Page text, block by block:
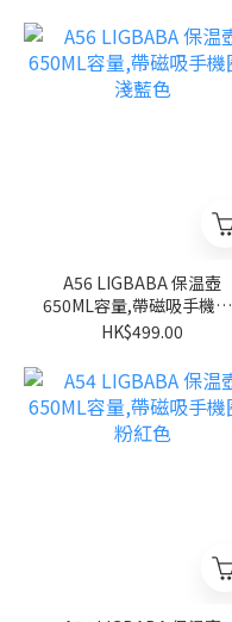
A56 LIGBABA 保温壺
650ML容量,帶磁吸手機圈 -
淺藍色
HK$499.00